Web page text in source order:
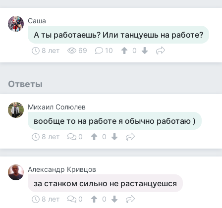
Саша
А ты работаешь? Или танцуешь на работе?
8 лет 69 10 0
Ответы
Михаил Солюлев
вообще то на работе я обычно работаю )
8 лет 0 0
Александр Кривцов
за станком сильно не растанцуешся
8 лет 0 0